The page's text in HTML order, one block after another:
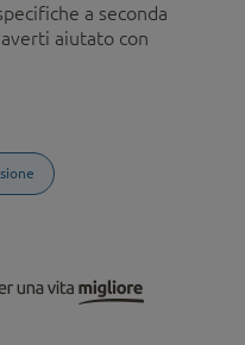
a seconda
aiutato con